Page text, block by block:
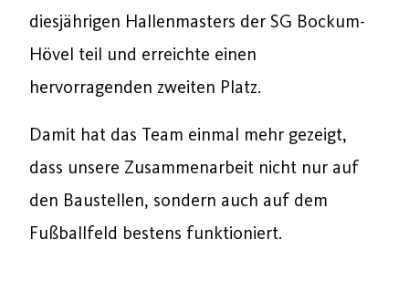
diesjährigen Hallenmasters der SG Bockum-
Hövel teil und erreichte einen
hervorragenden zweiten Platz.
Damit hat das Team einmal mehr gezeigt,
dass unsere Zusammenarbeit nicht nur auf
den Baustellen, sondern auch auf dem
Fußballfeld bestens funktioniert.